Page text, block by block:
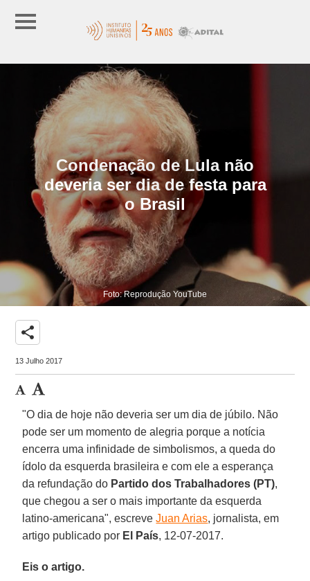
Condenação de Lula não
deveria ser dia de festa para
o Brasil
Foto: Reprodução YouTube
share
13 Julho 2017
"O dia de hoje não deveria ser um dia de júbilo. Não
pode ser um momento de alegria porque a notícia
encerra uma infinidade de simbolismos, a queda do
ídolo da esquerda brasileira e com ele a esperança
da refundação do Partido dos Trabalhadores (PT),
que chegou a ser o mais importante da esquerda
latino-americana", escreveJuan Arias, jornalista, em
artigo publicado por El País, 12-07-2017.
Eis o artigo.